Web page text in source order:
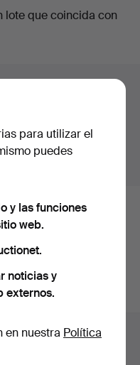
and discover
the contemporary art
lote que coincida con
admite partes de
brazte aparecerán
con
para utilizar el
puedes
y las funciones
web.
noticias y
externos.
en nuestra Política